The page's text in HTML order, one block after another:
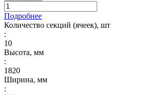
Подробнее
Количество секций (ячеек), шт
:
10
Высота, мм
:
1820
Ширина, мм
: